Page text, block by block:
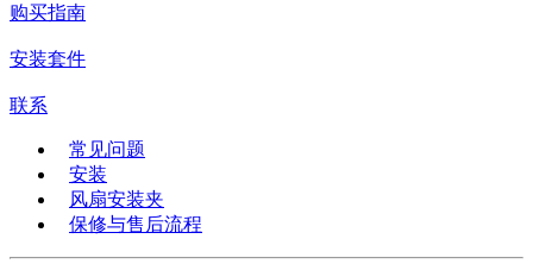
购买指南
安装套件
联系
常见问题
安装
风扇安装夹
保修与售后流程